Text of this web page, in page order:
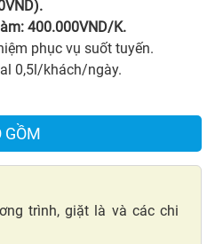
400.000VND/K.
phục vụ suốt tuyến.
0,5l/khách/ngày.
GỒM
trình, giặt là và các chi